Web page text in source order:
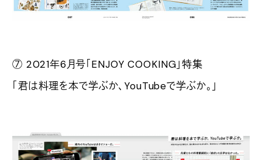
⑦ 2021年6月号「ENJOY COOKING」特集
「君は料理を本で学ぶか、YouTubeで学ぶか。」